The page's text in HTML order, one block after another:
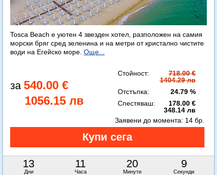
Tosca Beach е уютен 4 звезден хотел, разположен на самия
морски бряг сред зеленина и на метри от кристално чистите
води на Егейско море. Още...
540.00 €
1056.15 лв
Стойност:
718.00 €
1404.29 лв
Отстъпка:
24.79 %
Спестяваш:
178.00 €
348.14 лв
13
Дни
11
Часа
20
Минути
8
Секунди
Заявени до момента: 14 бр.